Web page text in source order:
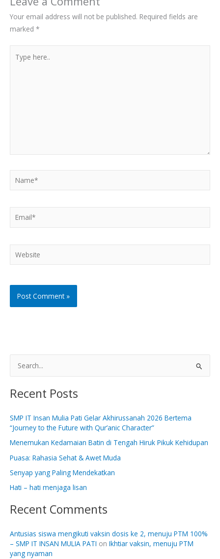
Your email address will not be published. Required fields are
marked *
here..
Email*
Website
a
c
h
f
o
r
:
Recent Posts
SMP IT Insan Mulia Pati Gelar Akhirussanah 2026 Bertema
“Journey to the Future with Qur’anic Character”
Menemukan Kedamaian Batin di Tengah Hiruk Pikuk Kehidupan
Puasa: Rahasia Sehat & Awet Muda
Senyap yang Paling Mendekatkan
Hati – hati menjaga lisan
Recent Comments
Antusias siswa mengikuti vaksin dosis ke 2, menuju PTM 100%
– SMP IT INSAN MULIA PATI on Ikhtiar vaksin, menuju PTM
yang nyaman